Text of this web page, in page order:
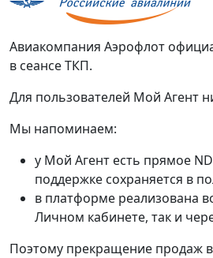
Авиакомпания Аэрофлот
в сеансе ТКП.
Для пользователей Мой Агент
Мы напоминаем:
у Мой Агент есть прямое
поддержке сохраняется в
в платформе реализована
Личном кабинете, так и
Поэтому прекращение продаж